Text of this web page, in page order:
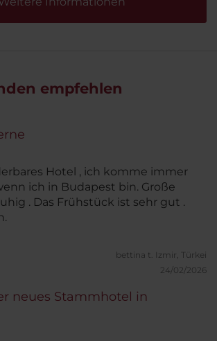
empfehlen
Hotel , ich komme immer
ich in Budapest bin. Große
. Das Frühstück ist sehr gut .
bettina t.
Izmir, Türkei
24/02/2026
neues Stammhotel in